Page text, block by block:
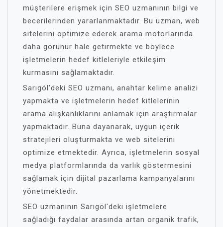
müşterilere erişmek için SEO uzmanının bilgi ve
becerilerinden yararlanmaktadır. Bu uzman, web
sitelerini optimize ederek arama motorlarında
daha görünür hale getirmekte ve böylece
işletmelerin hedef kitleleriyle etkileşim
kurmasını sağlamaktadır.
Sarıgöl'deki SEO uzmanı, anahtar kelime analizi
yapmakta ve işletmelerin hedef kitlelerinin
arama alışkanlıklarını anlamak için araştırmalar
yapmaktadır. Buna dayanarak, uygun içerik
stratejileri oluşturmakta ve web sitelerini
optimize etmektedir. Ayrıca, işletmelerin sosyal
medya platformlarında da varlık göstermesini
sağlamak için dijital pazarlama kampanyalarını
yönetmektedir.
SEO uzmanının Sarıgöl'deki işletmelere
sağladığı faydalar arasında artan organik trafik,